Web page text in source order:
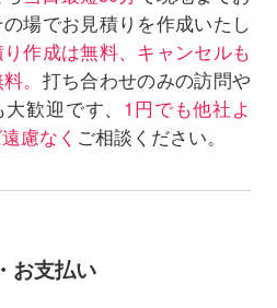
場でお見積りを作成いたし
り作成は無料、キャンセルも
。 打ち合わせのみの訪問や
歓迎です、 1円でも他社よ
慮なく ご相談ください。
お支払い